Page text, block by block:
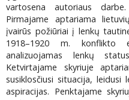
vartosena autoriaus
Pirmajame aptariama
įvairūs požiūriai į lenkų
1918–1920 m. konflikto
analizuojamas lenkų
Ketvirtajame skyriuje
susiklosčiusi situacija, leidusi
aspiracijas. Penktajame